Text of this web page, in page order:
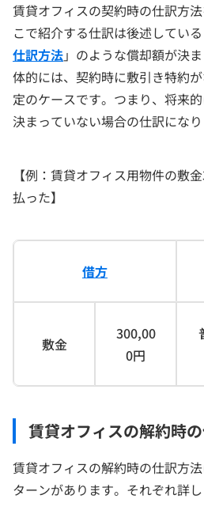
賃貸オフィスの契約時の仕訳方
こで紹介する仕訳は後述してい
仕訳方法」のような償却額が決
体的には、契約時に敷引き特約
定のケースです。つまり、将来
決まっていない場合の仕訳になり
【例：賃貸オフィス用物件の敷
払った】
借方
敷金
300,00
0円
賃貸オフィスの解約時
賃貸オフィスの解約時の仕訳方
ターンがあります。それぞれ詳